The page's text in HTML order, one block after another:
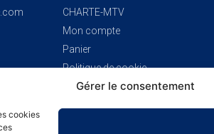
Gérer le consentement
cookies
CHARTE-MTV
Mon compte
Panier
Politique de cookie
Politique de confidentialité - RGPD